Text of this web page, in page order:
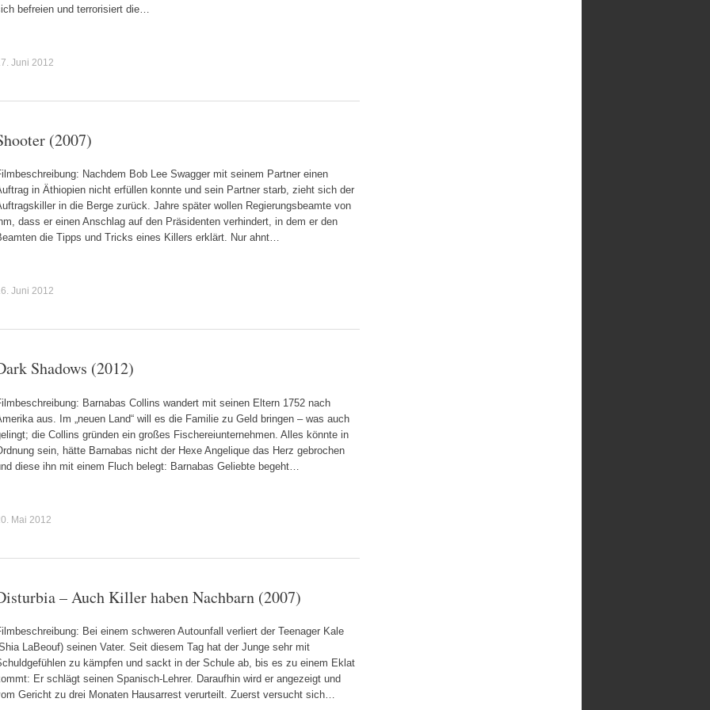
befreien und terrorisiert die…
Juni 2012
(2007)
Nachdem Bob Lee Swagger mit seinem Partner einen
in Äthiopien nicht erfüllen konnte und sein Partner starb, zieht sich der
in die Berge zurück. Jahre später wollen Regierungsbeamte von
dass er einen Anschlag auf den Präsidenten verhindert, in dem er den
die Tipps und Tricks eines Killers erklärt. Nur ahnt…
Juni 2012
Shadows (2012)
Barnabas Collins wandert mit seinen Eltern 1752 nach
aus. Im „neuen Land“ will es die Familie zu Geld bringen – was auch
die Collins gründen ein großes Fischereiunternehmen. Alles könnte in
sein, hätte Barnabas nicht der Hexe Angelique das Herz gebrochen
diese ihn mit einem Fluch belegt: Barnabas Geliebte begeht…
Mai 2012
– Auch Killer haben Nachbarn (2007)
Bei einem schweren Autounfall verliert der Teenager Kale
LaBeouf) seinen Vater. Seit diesem Tag hat der Junge sehr mit
zu kämpfen und sackt in der Schule ab, bis es zu einem Eklat
Er schlägt seinen Spanisch-Lehrer. Daraufhin wird er angezeigt und
Gericht zu drei Monaten Hausarrest verurteilt. Zuerst versucht sich…